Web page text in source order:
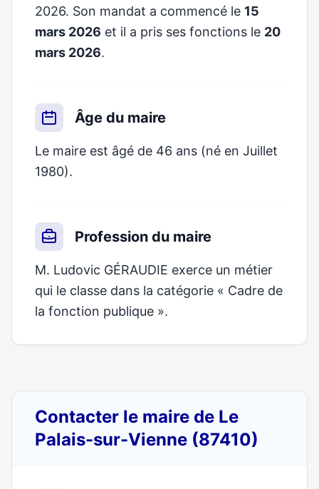
2026. Son mandat a commencé le 15
mars 2026 et il a pris ses fonctions le 20
mars 2026.
Âge du maire
Le maire est âgé de 46 ans (né en Juillet
1980).
Profession du maire
M. Ludovic GÉRAUDIE exerce un métier
qui le classe dans la catégorie « Cadre de
la fonction publique ».
Contacter le maire de Le
Palais-sur-Vienne (87410)